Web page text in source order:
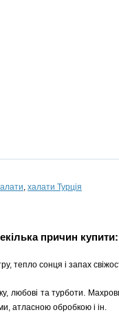
, халати Турція
причин купити:
тепло сонця і запах
любові та турботи.
атласною обробкою і ін.